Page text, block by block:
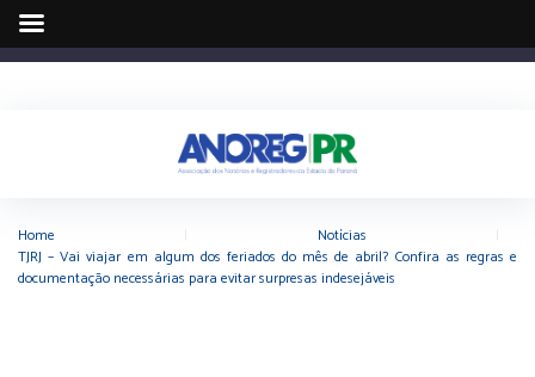
Home Notícias
TJRJ – Vai viajar em algum dos feriados do mês de abril? Confira as regras e
documentação necessárias para evitar surpresas indesejáveis